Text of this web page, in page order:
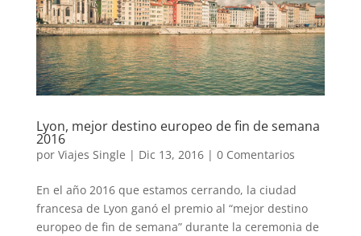
Lyon, mejor destino europeo de fin de semana
2016
por Viajes Single | Dic 13, 2016| 0 Comentarios
En el año 2016 que estamos cerrando, la ciudad
francesa de Lyon ganó el premio al “mejor destino
europeo de fin de semana” durante la ceremonia de